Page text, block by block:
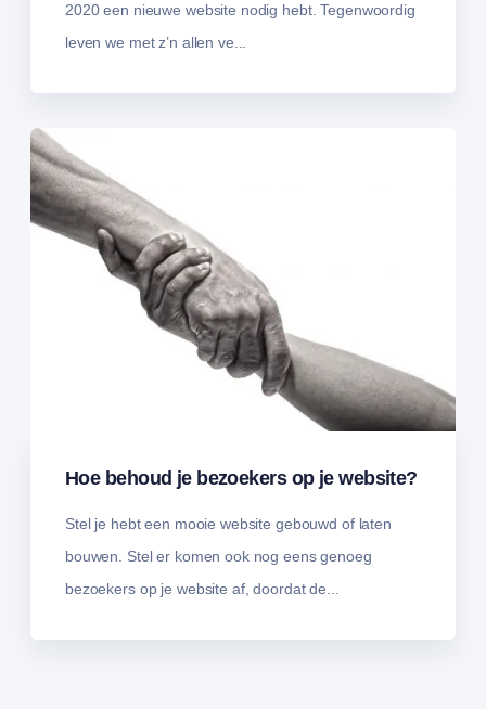
2020 een nieuwe website nodig hebt. Tegenwoordig
leven we met z’n allen ve...
Hoe behoud je bezoekers op je website?
Stel je hebt een mooie website gebouwd of laten
bouwen. Stel er komen ook nog eens genoeg
bezoekers op je website af, doordat de...